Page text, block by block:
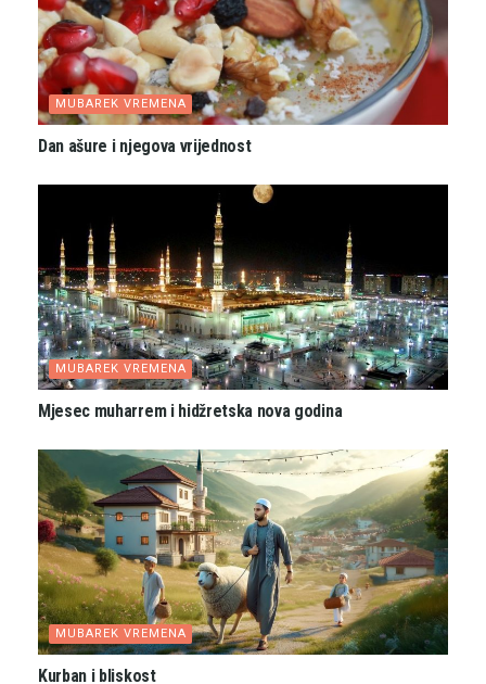
MUBAREK VREMENA
Dan ašure i njegova vrijednost
MUBAREK VREMENA
Mjesec muharrem i hidžretska nova godina
MUBAREK VREMENA
Kurban i bliskost